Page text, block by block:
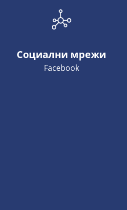
Социални мрежи
Facebook